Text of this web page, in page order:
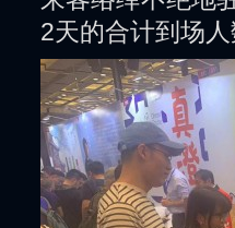
2天的合计到场